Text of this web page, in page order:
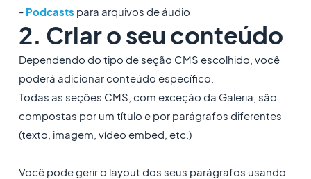
- Podcasts para arquivos de áudio
2. Criar o seu conteúdo
Dependendo do tipo de seção CMS escolhido, você
poderá adicionar conteúdo específico.
Todas as seções CMS, com exceção da Galeria, são
compostas por um título e por parágrafos diferentes
(texto, imagem, vídeo embed, etc.)
Você pode gerir o layout dos seus parágrafos usando